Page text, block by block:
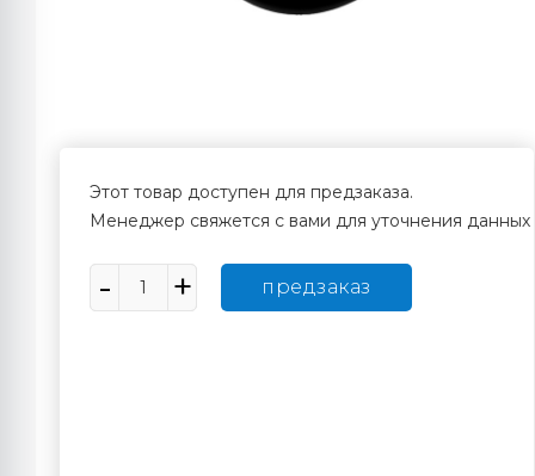
Этот товар доступен для предзаказа.
Менеджер свяжется с вами для уточнения данных
предзаказ